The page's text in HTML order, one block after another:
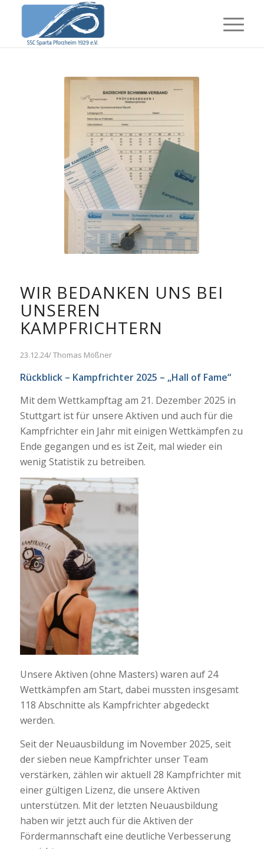
WIR BEDANKEN UNS BEI
UNSEREN
KAMPFRICHTERN
23.12.24/ Thomas Mößner
Rückblick – Kampfrichter 2025 – „Hall of Fame“
Mit dem Wettkampftag am 21. Dezember 2025 in
Stuttgart ist für unsere Aktiven und auch für die
Kampfrichter ein Jahr mit einigen Wettkämpfen zu
Ende gegangen und es ist Zeit, mal wieder ein
wenig Statistik zu betreiben.
Unsere Aktiven (ohne Masters) waren auf 24
Wettkämpfen am Start, dabei mussten insgesamt
118 Abschnitte als Kampfrichter abgedeckt
werden.
Seit der Neuausbildung im November 2025, seit
der sieben neue Kampfrichter unser Team
verstärken, zählen wir aktuell 28 Kampfrichter mit
einer gültigen Lizenz, die unsere Aktiven
unterstützen. Mit der letzten Neuausbildung
haben wir jetzt auch für die Aktiven der
Fördermannschaft eine deutliche Verbesserung